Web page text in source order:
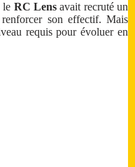
le RC Lens avait recruté un
son effectif. Mais
requis pour évoluer en